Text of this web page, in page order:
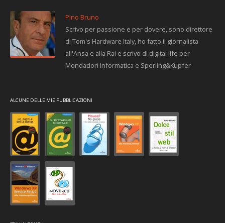
Pino Bruno
Scrivo per passione e per dovere, sono direttore
di Tom's Hardware Italy, ho fatto il giornalista
all'Ansa e alla Rai e scrivo di digital life per
Mondadori Informatica e Sperling&Kupfer
ALCUNE DELLE MIE PUBBLICAZIONI